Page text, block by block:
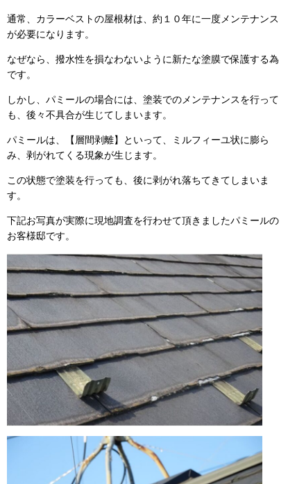
通常、カラーベストの屋根材は、約１０年に一度メンテナンス
が必要になります。
なぜなら、撥水性を損なわないように新たな塗膜で保護する為
です。
しかし、パミールの場合には、塗装でのメンテナンスを行って
も、後々不具合が生じてしまいます。
パミールは、【層間剥離】といって、ミルフィーユ状に膨ら
み、剥がれてくる現象が生じます。
この状態で塗装を行っても、後に剥がれ落ちてきてしまいま
す。
下記お写真が実際に現地調査を行わせて頂きましたパミールの
お客様邸です。